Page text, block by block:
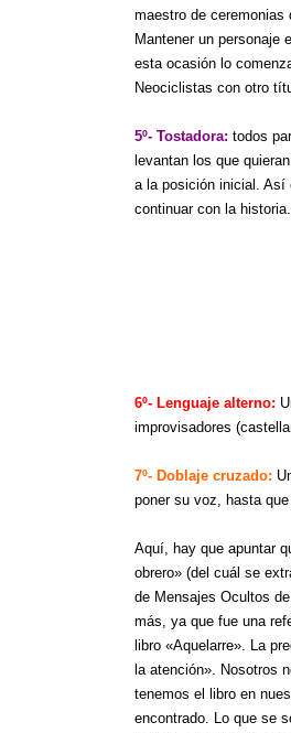
maestro de ceremonias
Mantener un personaje
esta ocasión lo
Neociclistas con otro
5º- Tostadora: todos
levantan los que
a la posición inicial. Así
continuar con la historia.
6º- Lenguaje alterno:
improvisadores
7º- Doblaje cruzado:
poner su voz, hasta
Aquí, hay que apuntar
obrero» (del cuál se
de Mensajes Ocultos
más, ya que fue una
libro «Aquelarre». La
la atención». Nosotros
tenemos el libro en
encontrado. Lo que se